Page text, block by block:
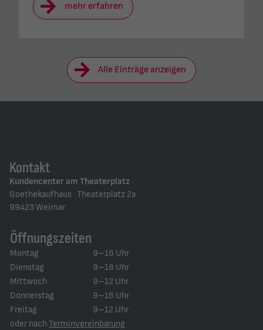
mehr erfahren
Alle Einträge anzeigen
Kontakt
Kundencenter am Theaterplatz
Goethekaufhaus Theaterplatz 2a
99423 Weimar
Öffnungszeiten
Montag
9–16 Uhr
Dienstag
9–18 Uhr
Mittwoch
9–12 Uhr
Donnerstag
9–16 Uhr
Freitag
9–12 Uhr
oder nach Terminvereinbarung